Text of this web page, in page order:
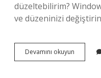
düzeltebilirim?
ve düzeninizi
Devamını okuyun
Ayarlarına